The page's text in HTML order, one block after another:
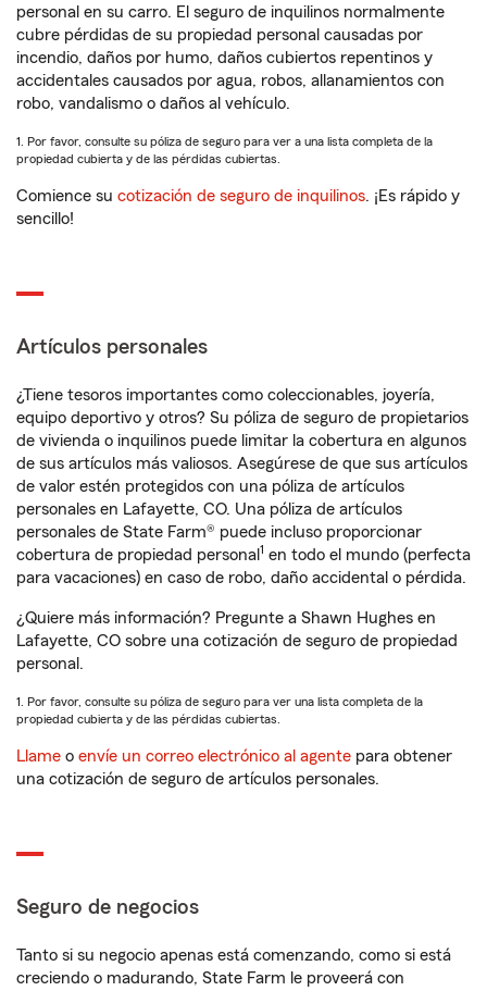
personal en su carro. El seguro de inquilinos normalmente
cubre pérdidas de su propiedad personal causadas por
incendio, daños por humo, daños cubiertos repentinos y
accidentales causados por agua, robos, allanamientos con
robo, vandalismo o daños al vehículo.
1. Por favor, consulte su póliza de seguro para ver a una lista completa de la
propiedad cubierta y de las pérdidas cubiertas.
Comience su cotización de seguro de inquilinos. ¡Es rápido y
sencillo!
Artículos personales
¿Tiene tesoros importantes como coleccionables, joyería,
equipo deportivo y otros? Su póliza de seguro de propietarios
de vivienda o inquilinos puede limitar la cobertura en algunos
de sus artículos más valiosos. Asegúrese de que sus artículos
de valor estén protegidos con una póliza de artículos
personales en Lafayette, CO. Una póliza de artículos
personales de State Farm® puede incluso proporcionar
cobertura de propiedad personal 1 en todo el mundo (perfecta
para vacaciones) en caso de robo, daño accidental o pérdida.
¿Quiere más información? Pregunte a Shawn Hughes en
Lafayette, CO sobre una cotización de seguro de propiedad
personal.
1. Por favor, consulte su póliza de seguro para ver una lista completa de la
propiedad cubierta y de las pérdidas cubiertas.
Llame o envíe un correo electrónico al agente para obtener
una cotización de seguro de artículos personales.
Seguro de negocios
Tanto si su negocio apenas está comenzando, como si está
creciendo o madurando, State Farm le proveerá con